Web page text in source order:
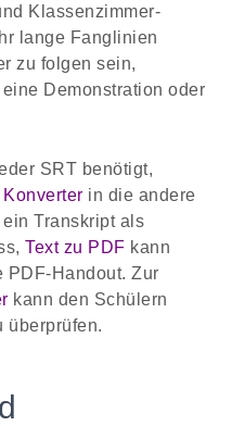
Klassenzimmer-
lange Fanglinien
zu folgen sein,
Demonstration oder
SRT benötigt,
in die andere
Transkript als
Text zu PDF kann
PDF-Handout. Zur
kann den Schülern
überprüfen.